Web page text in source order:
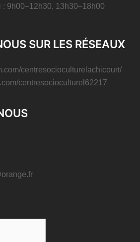
: 9h00–12h30, 13h30–18h00
SUR LES RÉSEAUX
centresocioculturelachicourt/
centresocioculturel62217